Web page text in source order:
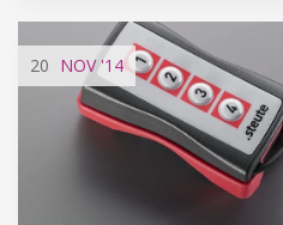
20 NOV'14